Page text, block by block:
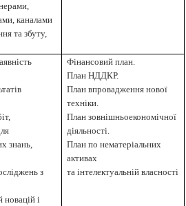
каналами
та збуту,
знань,
з
новацій і
Фінансовий план.
План НДДКР.
План впровадження нової
техніки.
План зовнішньоекономічної
діяльності.
План по нематеріальних
активах
та інтелектуальній власності